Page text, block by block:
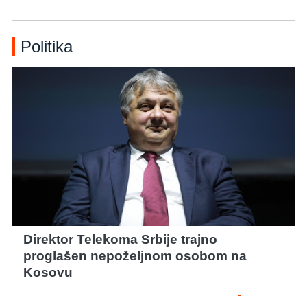
Politika
Direktor Telekoma Srbije trajno
proglašen nepoželjnom osobom na
Kosovu